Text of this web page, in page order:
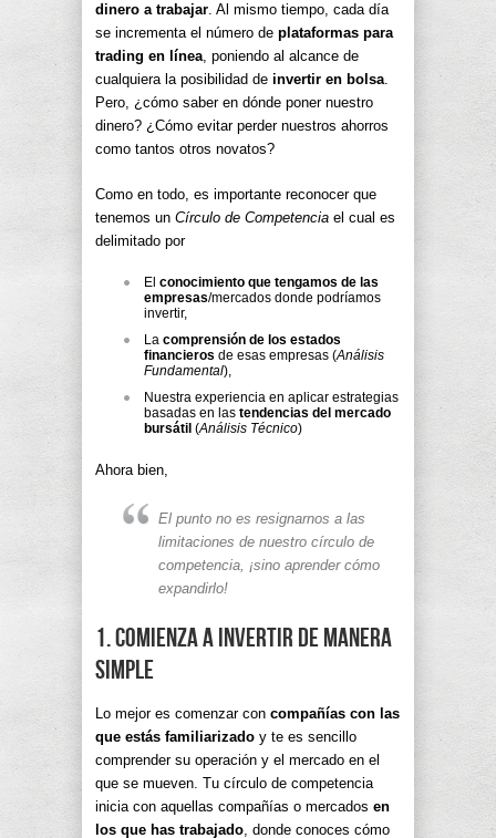
dinero a trabajar. Al mismo tiempo, cada día
se incrementa el número de plataformas para
trading en línea, poniendo al alcance de
cualquiera la posibilidad de invertir en bolsa.
Pero, ¿cómo saber en dónde poner nuestro
dinero? ¿Cómo evitar perder nuestros ahorros
como tantos otros novatos?
Como en todo, es importante reconocer que
tenemos un Círculo de Competencia el cual es
delimitado por
El conocimiento que tengamos de las
empresas/mercados donde podríamos
invertir,
La comprensión de los estados
financieros de esas empresas (Análisis
Fundamental),
Nuestra experiencia en aplicar estrategias
basadas en las tendencias del mercado
bursátil (Análisis Técnico)
Ahora bien,
El punto no es resignarnos a las
limitaciones de nuestro círculo de
competencia, ¡sino aprender cómo
expandirlo!
1. Comienza a invertir de manera
simple
Lo mejor es comenzar con compañías con las
que estás familiarizado y te es sencillo
comprender su operación y el mercado en el
que se mueven. Tu círculo de competencia
inicia con aquellas compañías o mercados en
los que has trabajado, donde conoces cómo